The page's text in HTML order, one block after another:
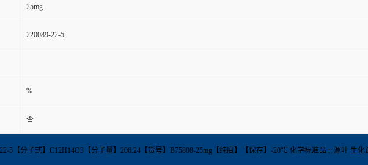
25mg
220089-22-5
%
否
5【分子式】C12H14O3【分子量】206.24【货号】B75808-25mg【纯度】【保存】-20℃ 化学标准品 ;; 源叶 生化